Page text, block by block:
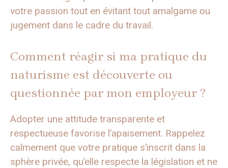
votre passion tout en évitant tout amalgame ou
jugement dans le cadre du travail.
Comment réagir si ma pratique du
naturisme est découverte ou
questionnée par mon employeur ?
Adopter une attitude transparente et
respectueuse favorise l’apaisement. Rappelez
calmement que votre pratique s’inscrit dans la
sphère privée, qu’elle respecte la législation et ne